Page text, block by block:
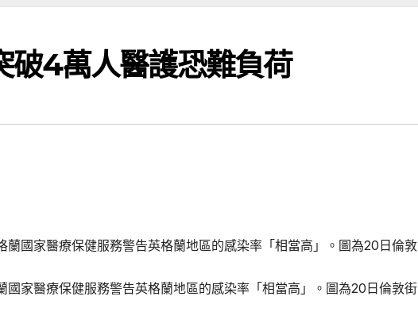
破4萬人醫護恐難負荷
家醫療保健服務警告英格蘭地區的感染率「相當高」。圖為20日倫敦街